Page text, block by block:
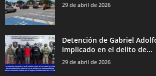
29 de abril de 2026
Detención de Gabriel
implicado en el delito de...
29 de abril de 2026